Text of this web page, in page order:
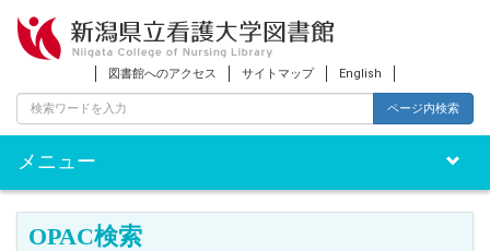
図書館へのアクセス サイトマップ English
ページ内検索
Toggle
メニュー
OPAC検索